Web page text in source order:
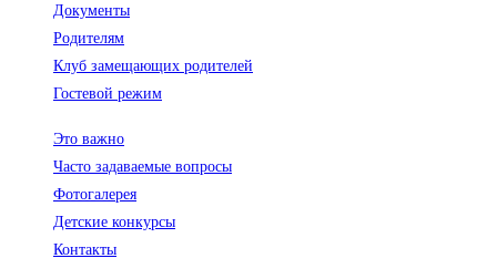
Документы
Родителям
Клуб замещающих родителей
Гостевой режим
Это важно
Часто задаваемые вопросы
Фотогалерея
Детские конкурсы
Контакты